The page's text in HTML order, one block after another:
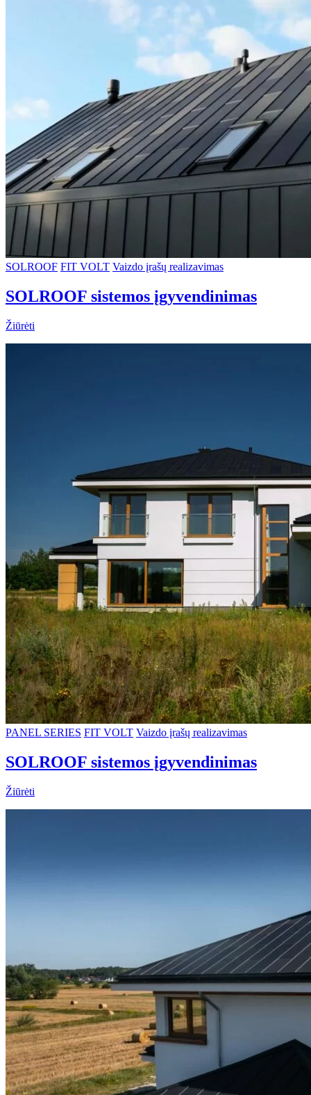
SOLROOF FIT VOLT Vaizdo įrašų realizavimas
SOLROOF sistemos įgyvendinimas
Žiūrėti
PANEL SERIES FIT VOLT Vaizdo įrašų realizavimas
SOLROOF sistemos įgyvendinimas
Žiūrėti